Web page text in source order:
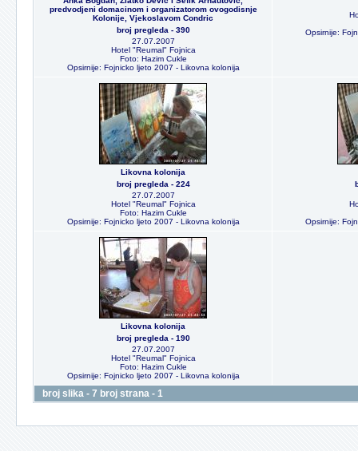
predvodjeni domacinom i organizatorom ovogodisnje
Kolonije, Vjekoslavom Condric
broj pregleda - 390
27.07.2007
Hotel "Reumal" Fojnica
Foto: Hazim Cukle
Opsirnije: Fojnicko ljeto 2007 - Likovna kolonija
Opsirnije:
Likovna kolonija
broj pregleda - 224
27.07.2007
Hotel "Reumal" Fojnica
Foto: Hazim Cukle
Opsirnije: Fojnicko ljeto 2007 - Likovna kolonija
Opsirnije:
Likovna kolonija
broj pregleda - 190
27.07.2007
Hotel "Reumal" Fojnica
Foto: Hazim Cukle
Opsirnije: Fojnicko ljeto 2007 - Likovna kolonija
broj slika - 7 broj strana - 1